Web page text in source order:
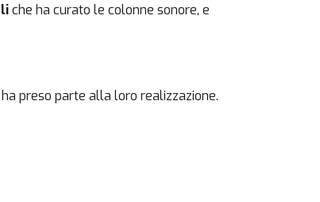
che ha curato le colonne sonore, e
preso parte alla loro realizzazione.